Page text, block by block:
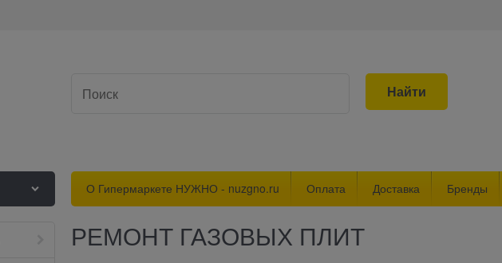
Найти
О Гипермаркете НУЖНО - nuzgno.ru Оплата Доставка Бренды
РЕМОНТ ГАЗОВЫХ ПЛИТ